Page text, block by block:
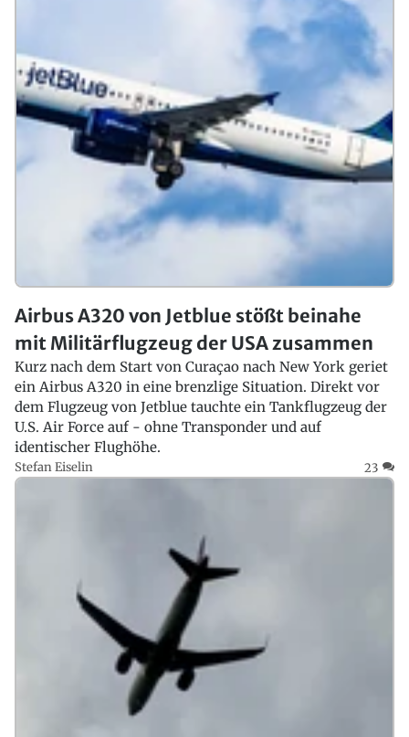
Airbus A320 von Jetblue stößt beinahe
mit Militärflugzeug der USA zusammen
Kurz nach dem Start von Curaçao nach New York geriet
ein Airbus A320 in eine brenzlige Situation. Direkt vor
dem Flugzeug von Jetblue tauchte ein Tankflugzeug der
U.S. Air Force auf - ohne Transponder und auf
identischer Flughöhe.
Stefan Eiselin 23